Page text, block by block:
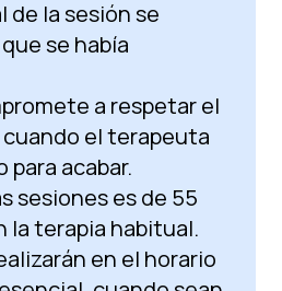
de la sesión se
se había
a respetar el
el terapeuta
para acabar.
sesiones es de 55
la terapia habitual.
en el horario